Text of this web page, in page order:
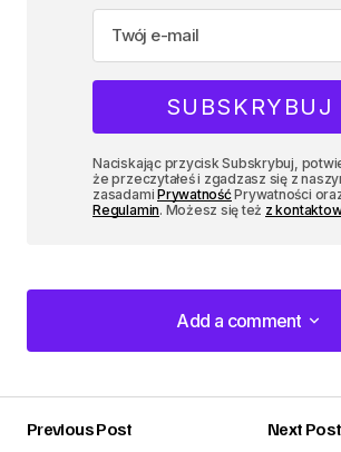
Naciskając przycisk Subskrybuj,
że przeczytałeś i zgadzasz się z
zasadamiPrywatnośćPrywatności
Regulamin. Możesz się też z
Add a comment
Add a comment
Previous Post
Next Post